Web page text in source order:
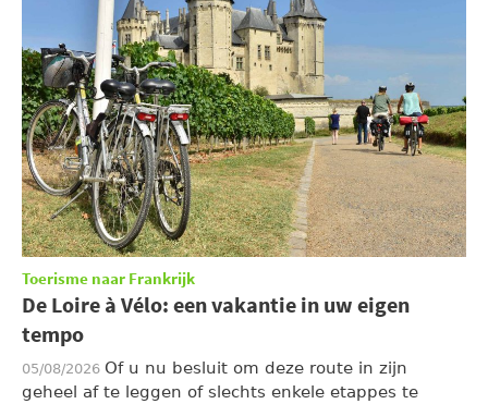
Toerisme naar Frankrijk
De Loire à Vélo: een vakantie in uw eigen
tempo
05/08/2026 Of u nu besluit om deze route in zijn
geheel af te leggen of slechts enkele etappes te